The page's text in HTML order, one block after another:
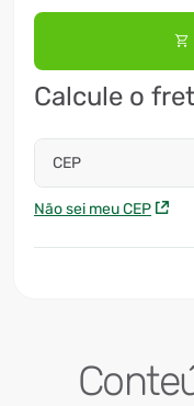
Calcule o
CEP
Não sei meu CEP